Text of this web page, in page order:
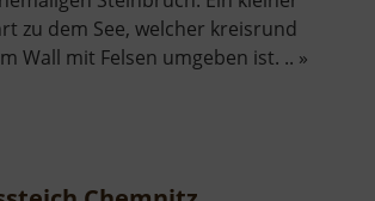
zu dem See, welcher kreisrund
Wall mit Felsen umgeben ist. .. »